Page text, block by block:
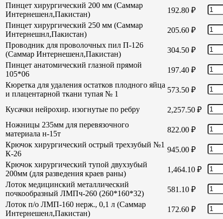
Пинцет хирургический 200 мм (Саммар
Интернешенл,Пакистан)
192.80 ₽
Пинцет хирургический 250 мм (Саммар
Интернешнл,Пакистан)
205.60 ₽
Проводник для проволочных пил П-126
(Саммар Интернешенл,Пакистан)
304.50 ₽
Пинцет анатомический глазной прямой
105*06
197.40 ₽
Кюретка для удаления остатков плодного яйца
и плацентарной ткани тупая № 1
573.50 ₽
Кусачки нейрохир. изогнутые по ребру 2,257.50 ₽
Ножницы 235мм для перевязочного
материала н-15т
822.00 ₽
Крючок хирургический острый трехзубый №1
К-26
945.00 ₽
Крючок хирургический тупой двухзубый
200мм (для разведения краев раны)
1,464.10 ₽
Лоток медицинский металлический
почкообразный ЛМПч-260 (260*160*32)
581.10 ₽
Лоток п/о ЛМП-160 нерж., 0,1 л (Саммар
Интернешенл,Пакистан)
172.60 ₽